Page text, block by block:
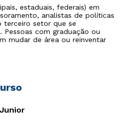
estaduais, federais) em
analistas de políticas
terceiro setor que se
com graduação ou
mudar de área ou reinventar